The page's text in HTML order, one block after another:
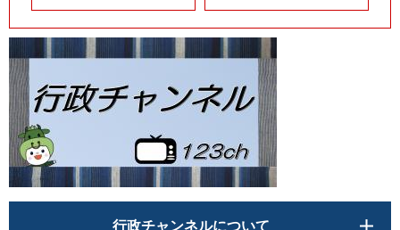
行政チャンネルについて